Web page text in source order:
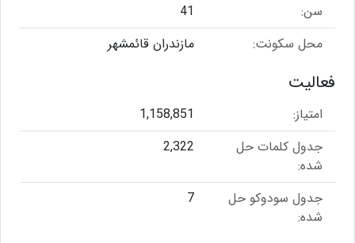
سن:
41
محل سکونت:
مازندران قائمشهر
فعالیت
امتیاز:
1,158,851
جدول کلمات حل
شده:
2,322
جدول سودوکو حل
شده:
7